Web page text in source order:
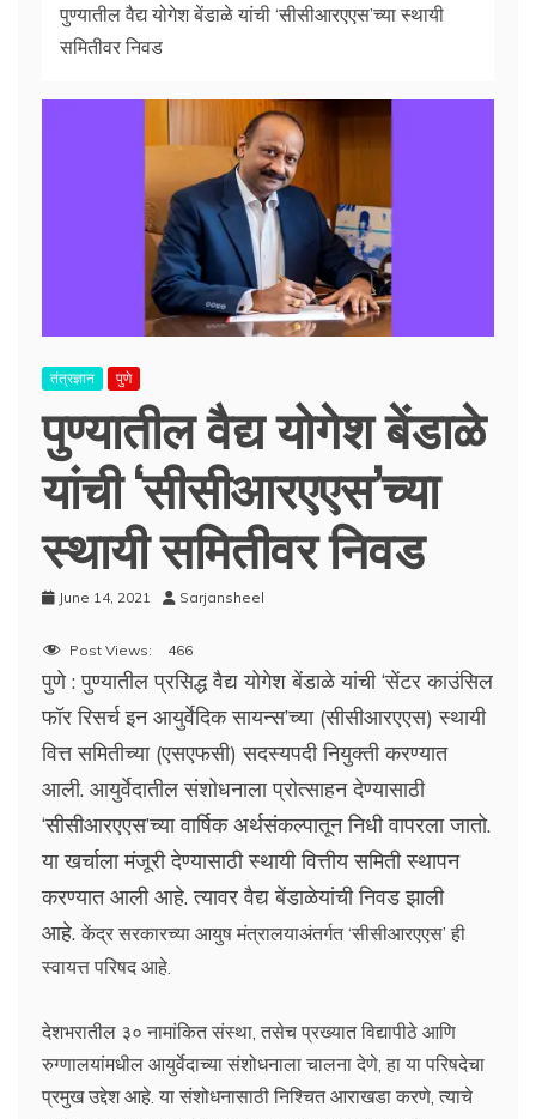
पुण्यातील वैद्य योगेश बेंडाळे यांची ‘सीसीआरएएस’च्या स्थायी
समितीवर निवड
तंत्रज्ञान पुणे
पुण्यातील वैद्य योगेश बेंडाळे
यांची ‘सीसीआरएएस’च्या
स्थायी समितीवर निवड
June 14, 2021 Sarjansheel
Post Views: 466
पुणे : पुण्यातील प्रसिद्ध वैद्य योगेश बेंडाळे यांची ‘सेंटर काउंसिल
फॉर रिसर्च इन आयुर्वेदिक सायन्स’च्या (सीसीआरएएस) स्थायी
वित्त समितीच्या (एसएफसी) सदस्यपदी नियुक्ती करण्यात
आली. आयुर्वेदातील संशोधनाला प्रोत्साहन देण्यासाठी
‘सीसीआरएएस’च्या वार्षिक अर्थसंकल्पातून निधी वापरला जातो.
या खर्चाला मंजूरी देण्यासाठी स्थायी वित्तीय समिती स्थापन
करण्यात आली आहे. त्यावर वैद्य बेंडाळेयांची निवड झाली
आहे.केंद्र सरकारच्या आयुष मंत्रालयाअंतर्गत ‘सीसीआरएएस’ ही
स्वायत्त परिषद आहे.
देशभरातील ३० नामांकित संस्था, तसेच प्रख्यात विद्यापीठे आणि
रुग्णालयांमधील आयुर्वेदाच्या संशोधनाला चालना देणे, हा या परिषदेचा
प्रमुख उद्देश आहे. या संशोधनासाठी निश्चित आराखडा करणे, त्याचे